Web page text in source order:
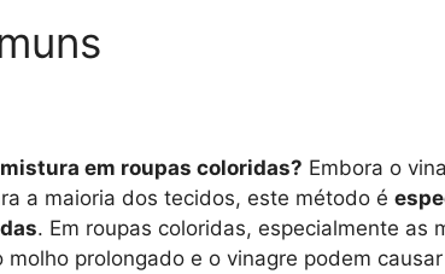
em roupas coloridas? Embora o
a maioria dos tecidos, este método é
. Em roupas coloridas, especialmente as
molho prolongado e o vinagre podem